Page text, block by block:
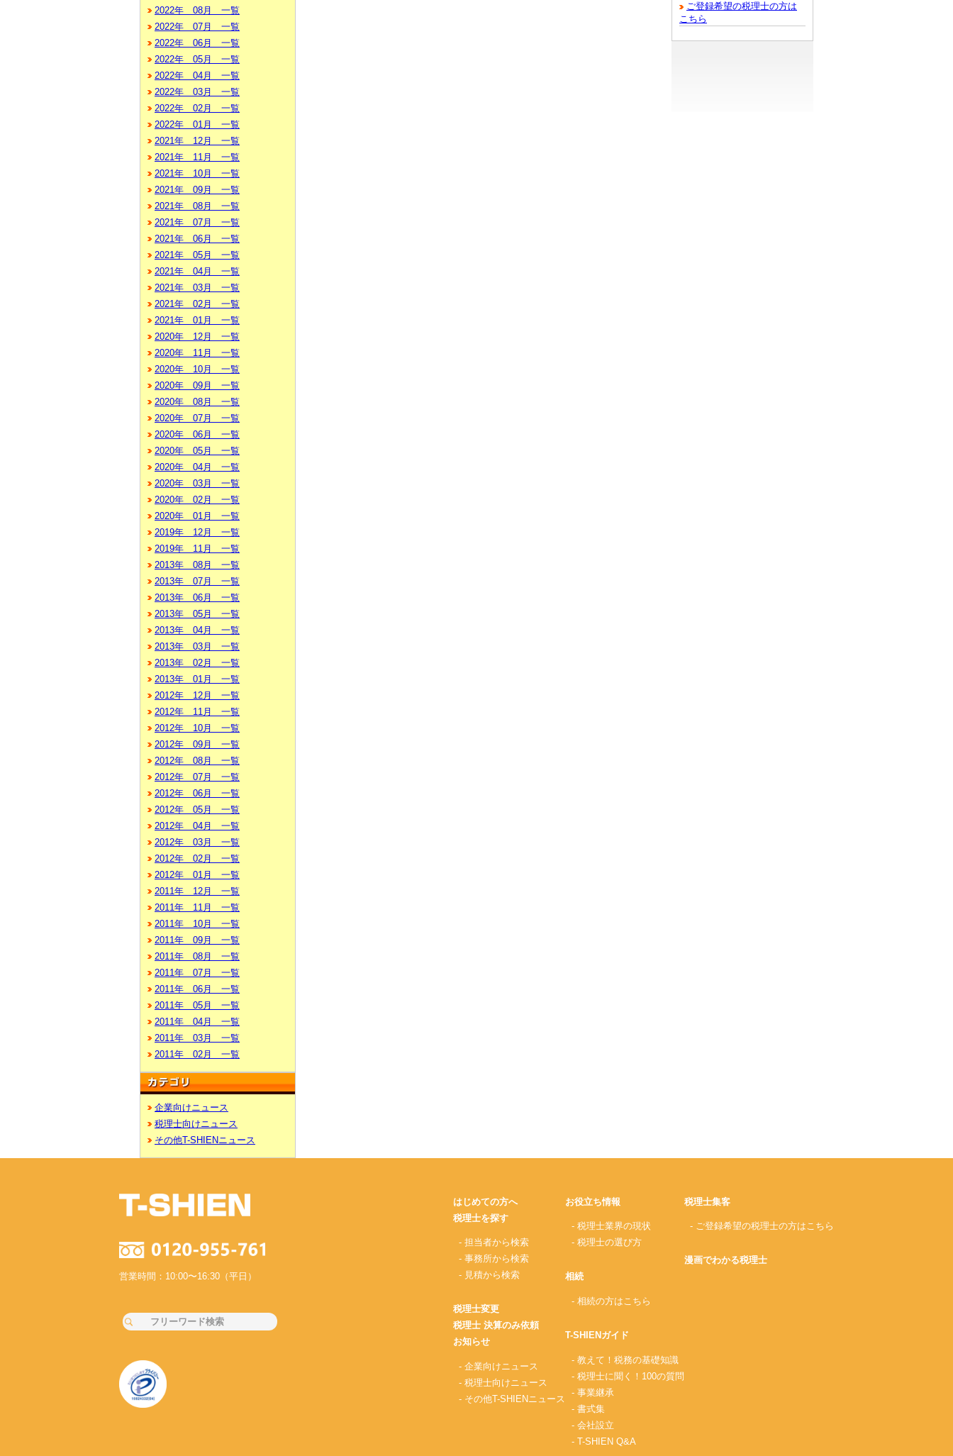
2022年 08月 一覧
2022年 07月 一覧
2022年 06月 一覧
2022年 05月 一覧
2022年 04月 一覧
2022年 03月 一覧
2022年 02月 一覧
2022年 01月 一覧
2021年 12月 一覧
2021年 11月 一覧
2021年 10月 一覧
2021年 09月 一覧
2021年 08月 一覧
2021年 07月 一覧
2021年 06月 一覧
2021年 05月 一覧
2021年 04月 一覧
2021年 03月 一覧
2021年 02月 一覧
2021年 01月 一覧
2020年 12月 一覧
2020年 11月 一覧
2020年 10月 一覧
2020年 09月 一覧
2020年 08月 一覧
2020年 07月 一覧
2020年 06月 一覧
2020年 05月 一覧
2020年 04月 一覧
2020年 03月 一覧
2020年 02月 一覧
2020年 01月 一覧
2019年 12月 一覧
2019年 11月 一覧
2013年 08月 一覧
2013年 07月 一覧
2013年 06月 一覧
2013年 05月 一覧
2013年 04月 一覧
2013年 03月 一覧
2013年 02月 一覧
2013年 01月 一覧
2012年 12月 一覧
2012年 11月 一覧
2012年 10月 一覧
2012年 09月 一覧
2012年 08月 一覧
2012年 07月 一覧
2012年 06月 一覧
2012年 05月 一覧
2012年 04月 一覧
2012年 03月 一覧
2012年 02月 一覧
2012年 01月 一覧
2011年 12月 一覧
2011年 11月 一覧
2011年 10月 一覧
2011年 09月 一覧
2011年 08月 一覧
2011年 07月 一覧
2011年 06月 一覧
2011年 05月 一覧
2011年 04月 一覧
2011年 03月 一覧
2011年 02月 一覧
企業向けニュース
税理士向けニュース
その他T-SHIENニュース
ご登録希望の税理士の方は
こちら
営業時間：10:00〜16:30（平日）
はじめての方へ
税理士を探す
- 担当者から検索
- 事務所から検索
- 見積から検索
税理士変更
税理士 決算のみ依頼
お知らせ
- 企業向けニュース
- 税理士向けニュース
- その他T-SHIENニュース
お役立ち情報
- 税理士業界の現状
- 税理士の選び方
相続
- 相続の方はこちら
T-SHIENガイド
- 教えて！税務の基礎知識
- 税理士に聞く！100の質問
- 事業継承
- 書式集
- 会社設立
- T-SHIEN Q&A
税理士集客
- ご登録希望の税理士の方はこちら
漫画でわかる税理士